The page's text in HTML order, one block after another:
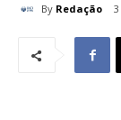
By Redação